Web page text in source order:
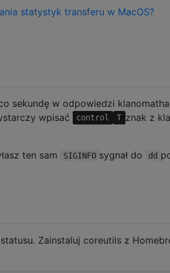
statystyk transferu w MacOS?
sekundę w odpowiedzi
wpisać
control T znak z
ten sam SIGINFO sygnał do dd
Zainstaluj coreutils z